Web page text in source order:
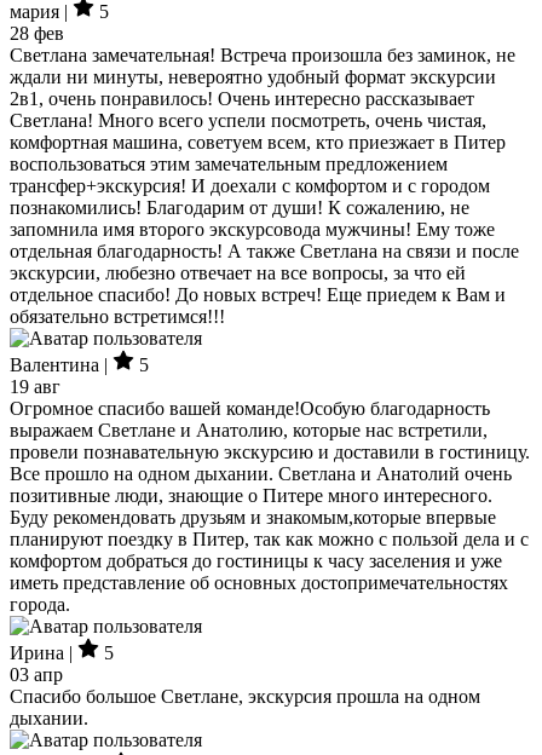
мария |
5
28 фев
Светлана замечательная! Встреча произошла без заминок, не
ждали ни минуты, невероятно удобный формат экскурсии
2в1, очень понравилось! Очень интересно рассказывает
Светлана! Много всего успели посмотреть, очень чистая,
комфортная машина, советуем всем, кто приезжает в Питер
воспользоваться этим замечательным предложением
трансфер+экскурсия! И доехали с комфортом и с городом
познакомились! Благодарим от души! К сожалению, не
запомнила имя второго экскурсовода мужчины! Ему тоже
отдельная благодарность! А также Светлана на связи и после
экскурсии, любезно отвечает на все вопросы, за что ей
отдельное спасибо! До новых встреч! Еще приедем к Вам и
обязательно встретимся!!!
Валентина |
5
19 авг
Огромное спасибо вашей команде!Особую благодарность
выражаем Светлане и Анатолию, которые нас встретили,
провели познавательную экскурсию и доставили в гостиницу.
Все прошло на одном дыхании. Светлана и Анатолий очень
позитивные люди, знающие о Питере много интересного.
Буду рекомендовать друзьям и знакомым,которые впервые
планируют поездку в Питер, так как можно с пользой дела и с
комфортом добраться до гостиницы к часу заселения и уже
иметь представление об основных достопримечательностях
города.
Ирина |
5
03 апр
Спасибо большое Светлане, экскурсия прошла на одном
дыхании.